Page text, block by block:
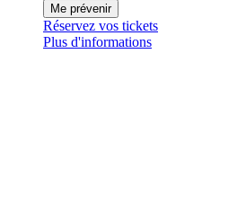
Me prévenir
Réservez vos tickets
Plus d'informations